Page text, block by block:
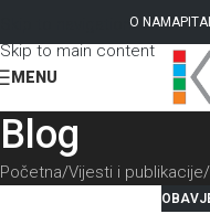
Skip to navigation
Skip to main content
O NAMA
MENU
Blog
Početna Vijesti i publikacije